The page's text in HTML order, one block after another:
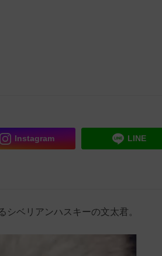
Instagram LINE
ベリアンハスキーの文太君。